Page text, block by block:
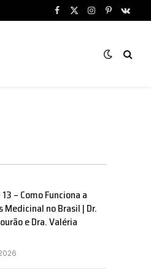
Facebook
X
Instagram
Pinterest
– Como Funciona a
Medicinal no Brasil | Dr.
e Dra. Valéria